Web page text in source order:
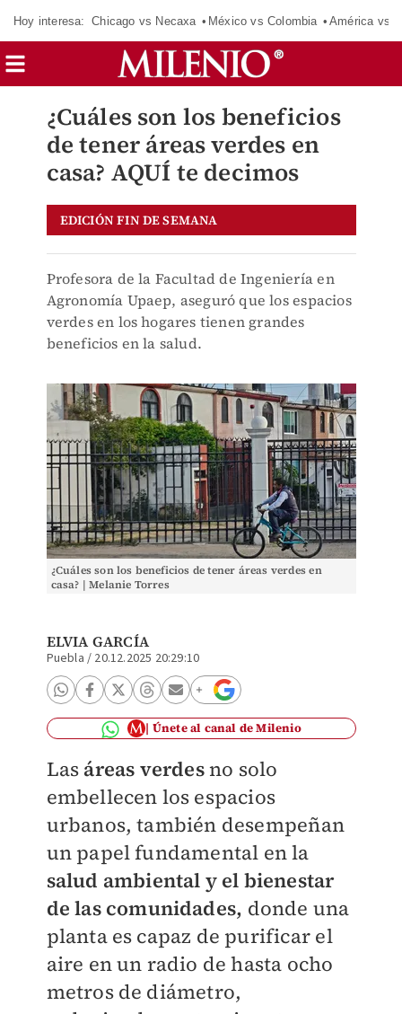
Hoy interesa: Chicago vs Necaxa México vs Colombia América vs
¿Cuáles son los beneficios
de tener áreas verdes en
casa? AQUÍ te decimos
EDICIÓN FIN DE SEMANA
Profesora de la Facultad de Ingeniería en
Agronomía Upaep, aseguró que los espacios
verdes en los hogares tienen grandes
beneficios en la salud.
¿Cuáles son los beneficios de tener áreas verdes en
casa? | Melanie Torres
ELVIA GARCÍA
Puebla / 20.12.2025 20:29:10
Únete al canal de Milenio
Las áreas verdesno solo
embellecen los espacios
urbanos, también desempeñan
un papel fundamental en la
salud ambiental y el bienestar
de las comunidades, donde una
planta es capaz de purificar el
aire en un radio de hasta ocho
metros de diámetro,